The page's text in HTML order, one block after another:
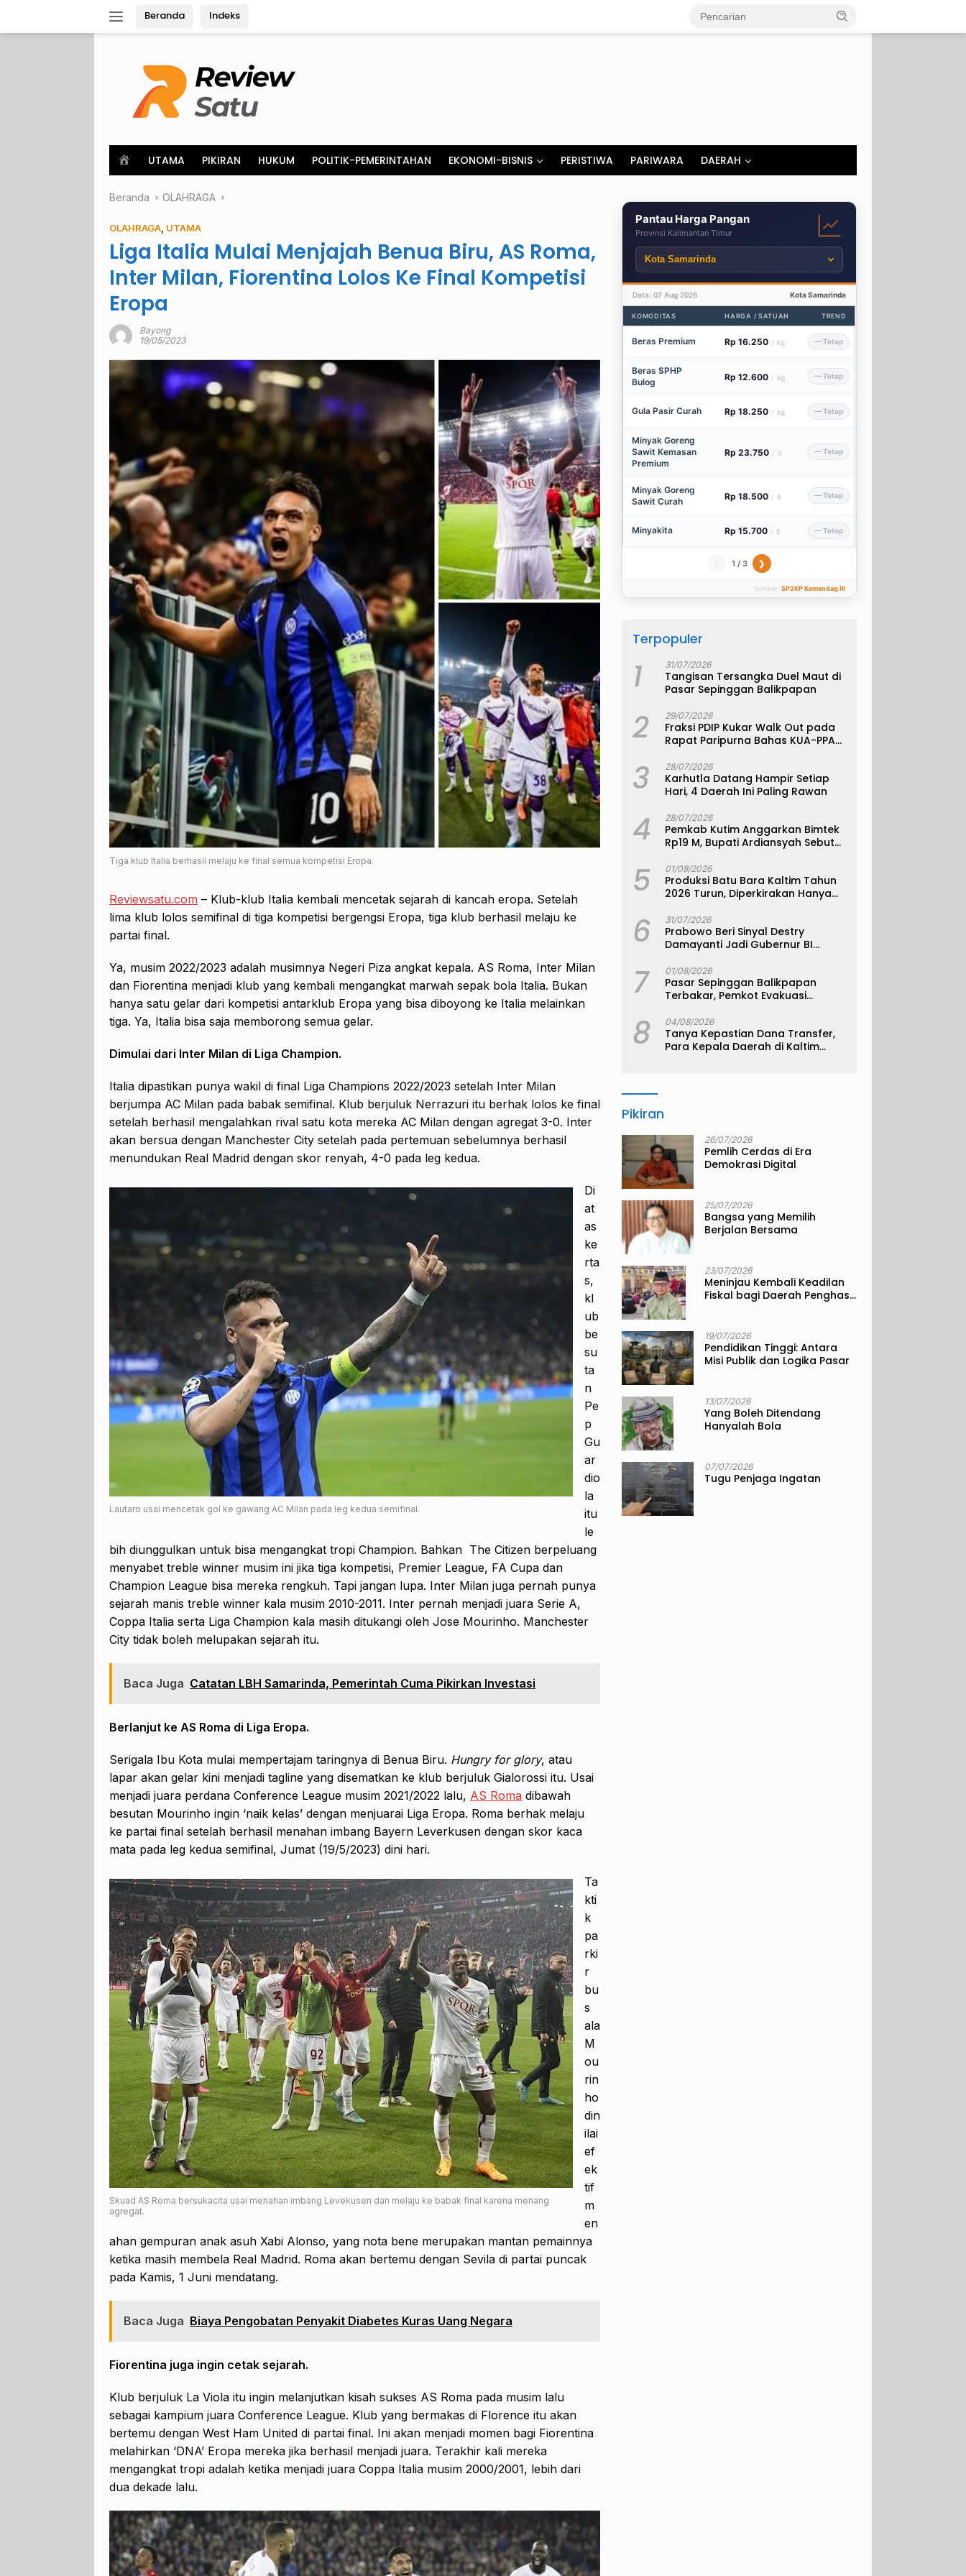
Beranda Indeks
o
e
UTAMA PIKIRAN HUKUM POLITIK-PEMERINTAHAN EKONOMI-BISNIS PERISTIWA PARIWARA DAERAH
Beranda OLAHRAGA
OLAHRAGA UTAMA
Liga Italia Mulai Menjajah Benua Biru, AS Roma,
Inter Milan, Fiorentina Lolos Ke Final Kompetisi
Eropa
Bayong
19/05/2023
Tiga klub Italia berhasil melaju ke final semua kompetisi Eropa.
Reviewsatu.com – Klub-klub Italia kembali mencetak sejarah di kancah eropa. Setelah
lima klub lolos semifinal di tiga kompetisi bergengsi Eropa, tiga klub berhasil melaju ke
partai final.
Ya, musim 2022/2023 adalah musimnya Negeri Piza angkat kepala. AS Roma, Inter Milan
dan Fiorentina menjadi klub yang kembali mengangkat marwah sepak bola Italia. Bukan
hanya satu gelar dari kompetisi antarklub Eropa yang bisa diboyong ke Italia melainkan
tiga. Ya, Italia bisa saja memborong semua gelar.
Dimulai dari Inter Milan di Liga Champion.
Italia dipastikan punya wakil di final Liga Champions 2022/2023 setelah Inter Milan
berjumpa AC Milan pada babak semifinal. Klub berjuluk Nerrazuri itu berhak lolos ke final
setelah berhasil mengalahkan rival satu kota mereka AC Milan dengan agregat 3-0. Inter
akan bersua dengan Manchester City setelah pada pertemuan sebelumnya berhasil
menundukan Real Madrid dengan skor renyah, 4-0 pada leg kedua.
Lautaro usai mencetak gol ke gawang AC Milan pada leg kedua semifinal.
Di
at
as
ke
rta
s,
kl
ub
be
su
ta
n
Pe
p
Gu
ar
dio
la
itu
le
bih diunggulkan untuk bisa mengangkat tropi Champion. Bahkan The Citizen berpeluang
menyabet treble winner musim ini jika tiga kompetisi, Premier League, FA Cupa dan
Champion League bisa mereka rengkuh. Tapi jangan lupa. Inter Milan juga pernah punya
sejarah manis treble winner kala musim 2010-2011. Inter pernah menjadi juara Serie A,
Coppa Italia serta Liga Champion kala masih ditukangi oleh Jose Mourinho. Manchester
City tidak boleh melupakan sejarah itu.
Baca Juga Catatan LBH Samarinda, Pemerintah Cuma Pikirkan Investasi
Berlanjut ke AS Roma di Liga Eropa.
Serigala Ibu Kota mulai mempertajam taringnya di Benua Biru. Hungry for glory, atau
lapar akan gelar kini menjadi tagline yang disematkan ke klub berjuluk Gialorossi itu. Usai
menjadi juara perdana Conference League musim 2021/2022 lalu, AS Roma dibawah
besutan Mourinho ingin ‘naik kelas’ dengan menjuarai Liga Eropa. Roma berhak melaju
ke partai final setelah berhasil menahan imbang Bayern Leverkusen dengan skor kaca
mata pada leg kedua semifinal, Jumat (19/5/2023) dini hari.
Skuad AS Roma bersukacita usai menahan imbang Levekusen dan melaju ke babak final karena menang
agregat.
Ta
kti
k
pa
rki
r
bu
s
ala
M
ou
rin
ho
din
ilai
ef
ek
tif
m
en
ahan gempuran anak asuh Xabi Alonso, yang nota bene merupakan mantan pemainnya
ketika masih membela Real Madrid. Roma akan bertemu dengan Sevila di partai puncak
pada Kamis, 1 Juni mendatang.
Baca Juga Biaya Pengobatan Penyakit Diabetes Kuras Uang Negara
Fiorentina juga ingin cetak sejarah.
Klub berjuluk La Viola itu ingin melanjutkan kisah sukses AS Roma pada musim lalu
sebagai kampium juara Conference League. Klub yang bermakas di Florence itu akan
bertemu dengan West Ham United di partai final. Ini akan menjadi momen bagi Fiorentina
melahirkan ‘DNA’ Eropa mereka jika berhasil menjadi juara. Terakhir kali mereka
mengangkat tropi adalah ketika menjadi juara Coppa Italia musim 2000/2001, lebih dari
dua dekade lalu.
Pantau Harga Pangan
Provinsi Kalimantan Timur
Data: 07 Aug 2026 Kota Samarinda
KOMODITAS HARGA / SATUAN TREND
Beras Premium Rp 16.250 / kg — Tetap
Beras SPHP
Bulog
Rp 12.600 / kg — Tetap
Gula Pasir Curah Rp 18.250 / kg — Tetap
Minyak Goreng
Sawit Kemasan
Premium
Rp 23.750 / lt — Tetap
Minyak Goreng
Sawit Curah
Rp 18.500 / lt — Tetap
Minyakita Rp 15.700 / lt — Tetap
1 / 3 ❯
Sumber: SP2KP Kemendag RI
Terpopuler
1 31/07/2026
Tangisan Tersangka Duel Maut di
Pasar Sepinggan Balikpapan
2 29/07/2026
Fraksi PDIP Kukar Walk Out pada
Rapat Paripurna Bahas KUA-PPAS
3 28/07/2026
Karhutla Datang Hampir Setiap
Hari, 4 Daerah Ini Paling Rawan
4 28/07/2026
Pemkab Kutim Anggarkan Bimtek
Rp19 M, Bupati Ardiansyah Sebut
5 01/08/2026
Produksi Batu Bara Kaltim Tahun
2026 Turun, Diperkirakan Hanya
6 31/07/2026
Prabowo Beri Sinyal Destry
Damayanti Jadi Gubernur BI
7 01/08/2026
Pasar Sepinggan Balikpapan
Terbakar, Pemkot Evakuasi
8 04/08/2026
Tanya Kepastian Dana Transfer,
Para Kepala Daerah di Kaltim
Pikiran
26/07/2026
Pemlih Cerdas di Era
Demokrasi Digital
25/07/2026
Bangsa yang Memilih
Berjalan Bersama
23/07/2026
Meninjau Kembali Keadilan
Fiskal bagi Daerah Penghasil
19/07/2026
Pendidikan Tinggi: Antara
Misi Publik dan Logika Pasar
13/07/2026
Yang Boleh Ditendang
Hanyalah Bola
07/07/2026
Tugu Penjaga Ingatan